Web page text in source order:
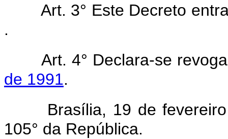
Art. 3° Este Decreto
.
Art. 4° Declara-se
de 1991.
Brasília, 19 de
105° da República.